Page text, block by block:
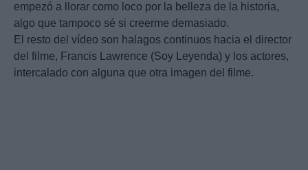
empezó a llorar como loco por la belleza de la historia,
algo que tampoco sé si creerme demasiado.
El resto del vídeo son halagos continuos hacia el director
del filme, Francis Lawrence (Soy Leyenda) y los actores,
intercalado con alguna que otra imagen del filme.